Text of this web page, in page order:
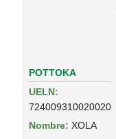
POTTOKA
UELN:
724009310020020
Nombre: XOLA